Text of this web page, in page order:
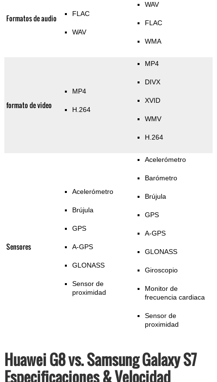
Formatos de audio FLAC
WAV
WAV
FLAC
WMA
formato de video
MP4
H.264
MP4
DIVX
XVID
WMV
H.264
Sensores
Acelerómetro
Brújula
GPS
A-GPS
GLONASS
Sensor de
proximidad
Acelerómetro
Barómetro
Brújula
GPS
A-GPS
GLONASS
Giroscopio
Monitor de
frecuencia cardiaca
Sensor de
proximidad
Huawei G8 vs. Samsung Galaxy S7
Especificaciones & Velocidad